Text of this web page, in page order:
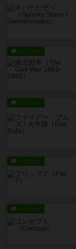
レビュー
レビュー
レビュー
レビュー